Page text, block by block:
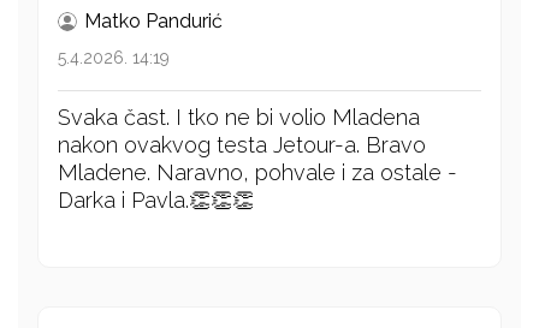
Matko Pandurić
5.4.2026. 14:19
Svaka čast. I tko ne bi volio Mladena
nakon ovakvog testa Jetour-a. Bravo
Mladene. Naravno, pohvale i za ostale -
Darka i Pavla.👏👏👏